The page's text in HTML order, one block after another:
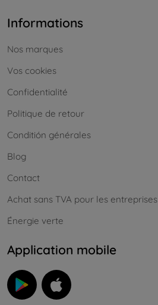
Informations
Nos marques
Vos cookies
Confidentialité
Politique de retour
Conditión générales
Blog
Contact
Achat sans TVA pour les entreprises
Énergie verte
Application mobile